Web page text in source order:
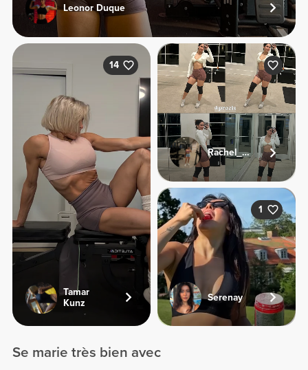
Leonor Duque
14
Tamar
Kunz
Rachel_sj92
1
Serenay
Se marie très bien avec